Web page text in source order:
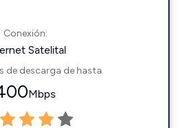
Conexión:
Satelital
de descarga de hasta
Mbps